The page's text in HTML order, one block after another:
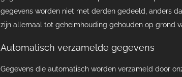
gegevens worden niet met derden gedeeld, anders
zijn allemaal tot geheimhouding gehouden op grond
Automatisch verzamelde gegevens
Gegevens die automatisch worden verzameld door